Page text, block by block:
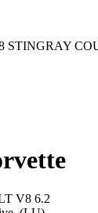
STINGRAY
V8 6.2